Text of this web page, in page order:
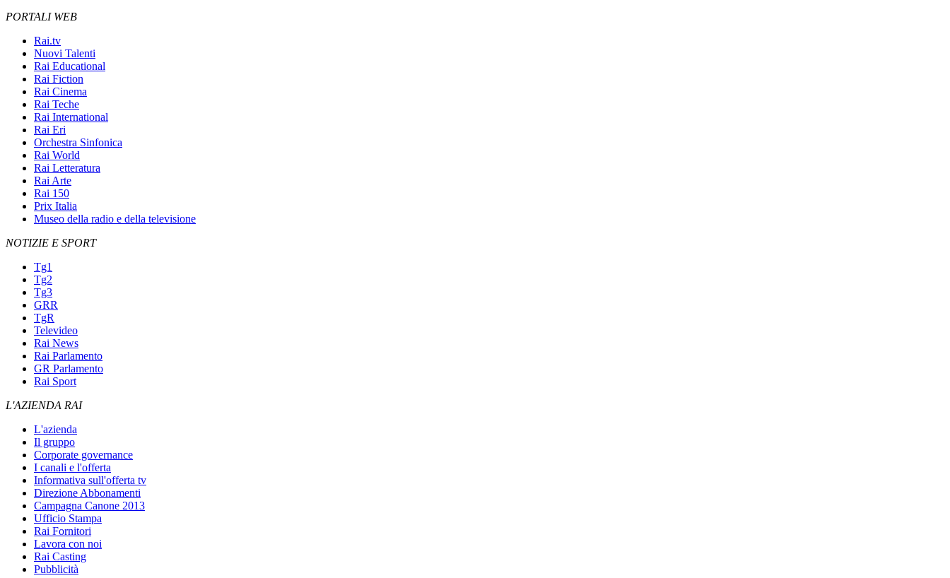
PORTALI WEB
Rai.tv
Nuovi Talenti
Rai Educational
Rai Fiction
Rai Cinema
Rai Teche
Rai International
Rai Eri
Orchestra Sinfonica
Rai World
Rai Letteratura
Rai Arte
Rai 150
Prix Italia
Museo della radio e della televisione
NOTIZIE E SPORT
Tg1
Tg2
Tg3
GRR
TgR
Televideo
Rai News
Rai Parlamento
GR Parlamento
Rai Sport
L'AZIENDA RAI
L'azienda
Il gruppo
Corporate governance
I canali e l'offerta
Informativa sull'offerta tv
Direzione Abbonamenti
Campagna Canone 2013
Ufficio Stampa
Rai Fornitori
Lavora con noi
Rai Casting
Pubblicità